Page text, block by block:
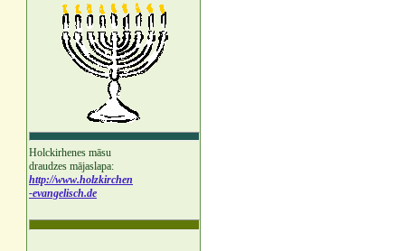
Holckirhenes māsu
draudzes mājaslapa:
http://www.holzkirchen
-evangelisch.de